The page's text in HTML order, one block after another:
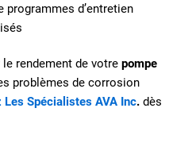
programmes d’entretien
rendement de votrepompe
problèmes de corrosion
Les Spécialistes AVA Inc. dès